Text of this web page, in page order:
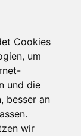
Cookies
um
und die
besser an
wir
|
|Moorrege
Quickborn|
(Kreis